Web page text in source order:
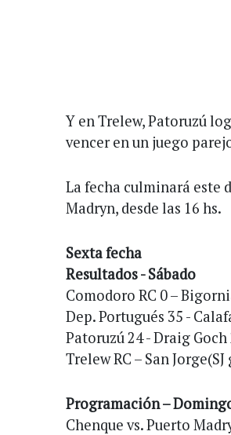
Y en Trelew, Patoruzú
vencer en un juego
La fecha culminará este
Madryn, desde las 16 hs.
Sexta fecha
Resultados - Sábado
Comodoro RC 0 –
Dep. Portugués 35 -
Patoruzú 24 - Draig Goch
Trelew RC – San
Programación –
Chenque vs. Puerto